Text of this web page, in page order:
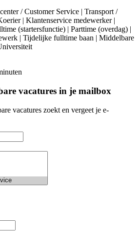
/ Customer Service | Transport /
| Klantenservice medewerker |
(startersfunctie) | Parttime (overdag) |
| Tijdelijke fulltime baan | Middelbare
vacatures in je mailbox
vacatures zoekt en vergeet je e-